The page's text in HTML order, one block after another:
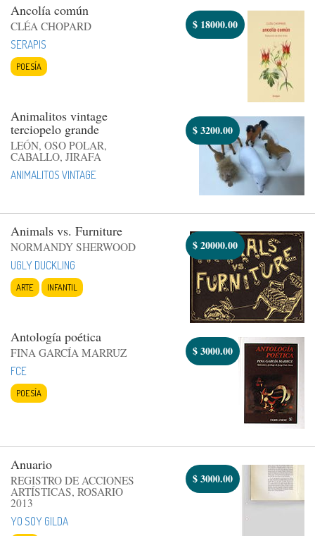
Ancolía común
CLÉA CHOPARD
SERAPIS
POESÍA
$ 18000.00
Animalitos vintage
terciopelo grande
LEÓN, OSO POLAR,
CABALLO, JIRAFA
ANIMALITOS VINTAGE
$3200.00
Animals vs. Furniture
NORMANDY SHERWOOD
UGLY DUCKLING
ARTE INFANTIL
$20000.00
Antología poética
FINA GARCÍA MARRUZ
FCE
POESÍA
$3000.00
Anuario
REGISTRO DE ACCIONES
ARTÍSTICAS, ROSARIO
2013
YO SOY GILDA
$3000.00